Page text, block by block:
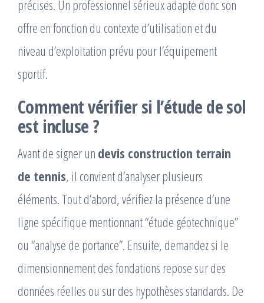
précises. Un professionnel sérieux adapte donc son
offre en fonction du contexte d’utilisation et du
niveau d’exploitation prévu pour l’équipement
sportif.
Comment vérifier si l’étude de sol
est incluse ?
Avant de signer un devis construction terrain
de tennis, il convient d’analyser plusieurs
éléments. Tout d’abord, vérifiez la présence d’une
ligne spécifique mentionnant “étude géotechnique”
ou “analyse de portance”. Ensuite, demandez si le
dimensionnement des fondations repose sur des
données réelles ou sur des hypothèses standards. De